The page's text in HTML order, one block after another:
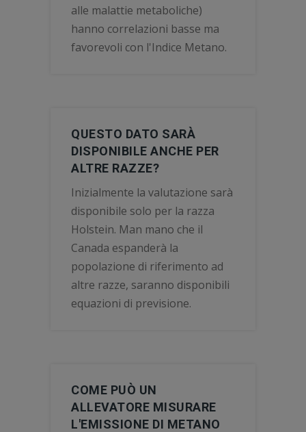
alle malattie metaboliche)
hanno correlazioni basse ma
favorevoli con l'Indice Metano.
QUESTO DATO SARÀ
DISPONIBILE ANCHE PER
ALTRE RAZZE?
Inizialmente la valutazione sarà
disponibile solo per la razza
Holstein. Man mano che il
Canada espanderà la
popolazione di riferimento ad
altre razze, saranno disponibili
equazioni di previsione.
COME PUÒ UN
ALLEVATORE MISURARE
L'EMISSIONE DI METANO